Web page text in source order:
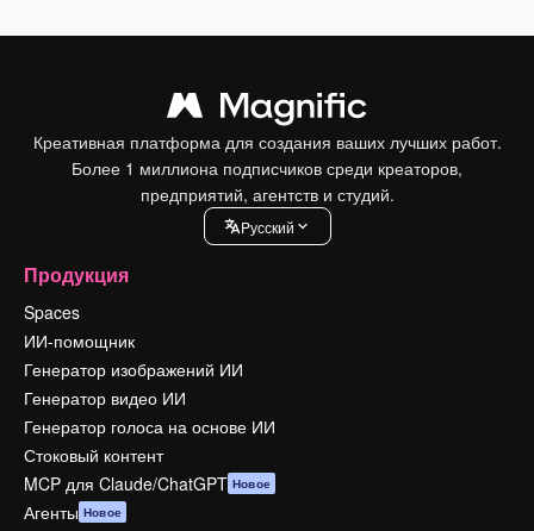
Креативная платформа для создания ваших лучших работ.
Более 1 миллиона подписчиков среди креаторов,
предприятий, агентств и студий.
Pусский
Продукция
Spaces
ИИ-помощник
Генератор изображений ИИ
Генератор видео ИИ
Генератор голоса на основе ИИ
Стоковый контент
MCP для Claude/ChatGPT Новое
Агенты Новое